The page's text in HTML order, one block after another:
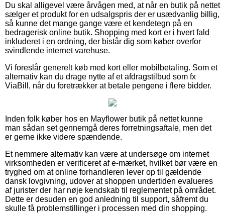
Du skal alligevel være årvågen med, at når en butik på nettet
sælger et produkt for en udsalgspris der er usædvanlig billig,
så kunne det mange gange være et kendetegn på en
bedragerisk online butik. Shopping med kort er i hvert fald
inkluderet i en ordning, der bistår dig som køber overfor
svindlende internet varehuse.
Vi foreslår generelt køb med kort eller mobilbetaling. Som et
alternativ kan du drage nytte af et afdragstilbud som fx
ViaBill, når du foretrækker at betale pengene i flere bidder.
Inden folk køber hos en Mayflower butik på nettet kunne
man sådan set gennemgå deres forretningsaftale, men det
er gerne ikke videre spændende.
Et nemmere alternativ kan være at undersøge om internet
virksomheden er verificeret af e-mærket, hvilket bør være en
tryghed om at online forhandleren lever op til gældende
dansk lovgivning, udover at shoppen undertiden evalueres
af jurister der har nøje kendskab til reglementet på området.
Dette er desuden en god anledning til support, såfremt du
skulle få problemstillinger i processen med din shopping.